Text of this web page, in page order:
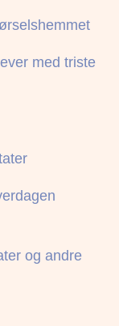
med triste
og andre